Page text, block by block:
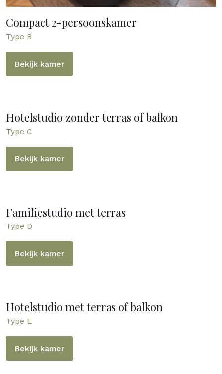
Compact 2-persoonskamer
Type B
Bekijk kamer
Hotelstudio zonder terras of balkon
Type C
Bekijk kamer
Familiestudio met terras
Type D
Bekijk kamer
Hotelstudio met terras of balkon
Type E
Bekijk kamer